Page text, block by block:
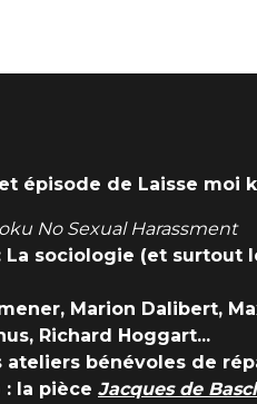
épisode de Laisse moi
No Sexual Harassment
La sociologie (et surtout
Marion Dalibert,
Richard Hoggart...
ateliers bénévoles de
: la pièce Jacques de